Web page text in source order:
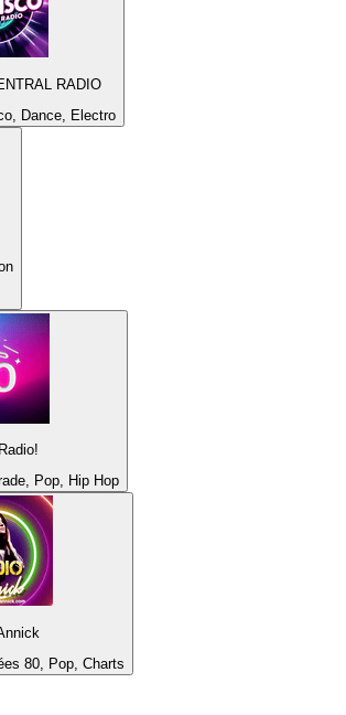
RADIO
Dance, Electro
Pop, Hip Hop
80, Pop, Charts